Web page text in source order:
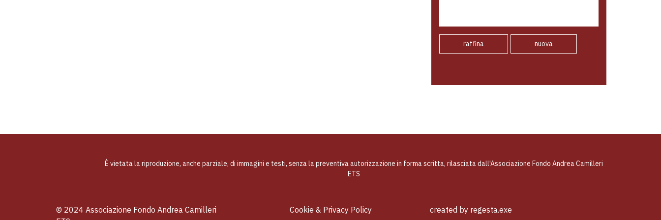
raffina nuova
È vietata la riproduzione, anche parziale, di immagini e testi, senza la preventiva autorizzazione in forma scritta, rilasciata dall'Associazione Fondo Andrea Camilleri
ETS
© 2024 Associazione Fondo Andrea Camilleri
Cookie & Privacy Policy created by regesta.exe